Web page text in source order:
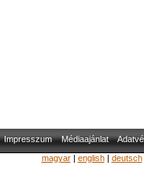
Impresszum Médiaajánlat
magyar| english| deutsch